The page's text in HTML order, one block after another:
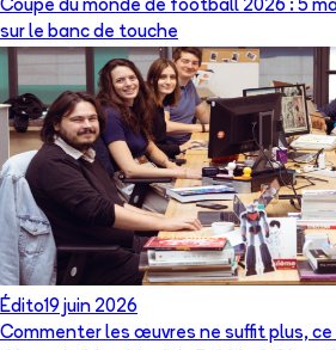
Coupe du monde de football 2026 : 5
sur le banc de touche
Édito19 juin 2026
Commenter les œuvres ne suffit plus, ce